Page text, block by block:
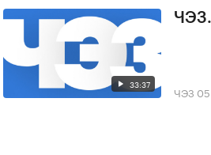
33:37 ЧЭЗ